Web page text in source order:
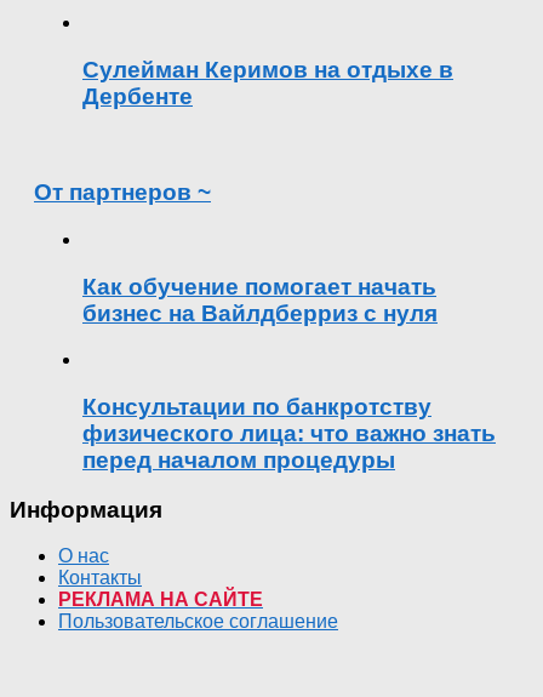
Сулейман Керимов на отдыхе в
Дербенте
От партнеров ~
Как обучение помогает начать
бизнес на Вайлдберриз с нуля
Консультации по банкротству
физического лица: что важно знать
перед началом процедуры
Информация
О нас
Контакты
РЕКЛАМА НА САЙТЕ
Пользовательское соглашение